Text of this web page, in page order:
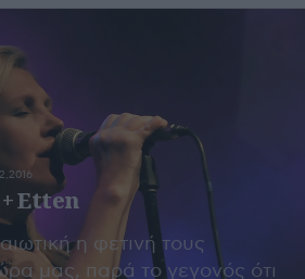
Etten
η φετινή τους
μας, παρά το γεγονός ότι